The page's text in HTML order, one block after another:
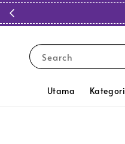
Search
Utama Kategori